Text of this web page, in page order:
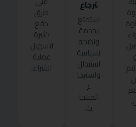
ترجاع
استمتع
بخدمة
واضحة
لسياسة
استبدال
واسترجا
ع
المنتجا
ت.
طرق
دفع
كثيرة
لتسهيل
عملية
الشراء.